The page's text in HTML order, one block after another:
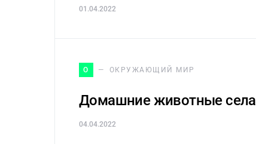
01.04.2022
О ОКРУЖАЮЩИЙ МИР
Домашние животные села
04.04.2022